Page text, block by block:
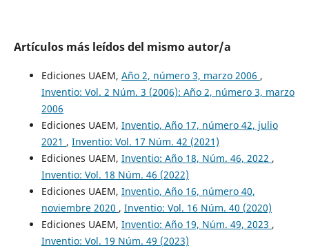
Artículos más leídos del mismo autor/a
Ediciones UAEM, Año 2, número 3, marzo 2006 ,
Inventio: Vol. 2 Núm. 3 (2006): Año 2, número 3, marzo
2006
Ediciones UAEM, Inventio, Año 17, número 42, julio
2021 , Inventio: Vol. 17 Núm. 42 (2021)
Ediciones UAEM, Inventio: Año 18, Núm. 46, 2022 ,
Inventio: Vol. 18 Núm. 46 (2022)
Ediciones UAEM, Inventio, Año 16, número 40,
noviembre 2020 , Inventio: Vol. 16 Núm. 40 (2020)
Ediciones UAEM, Inventio: Año 19, Núm. 49, 2023 ,
Inventio: Vol. 19 Núm. 49 (2023)